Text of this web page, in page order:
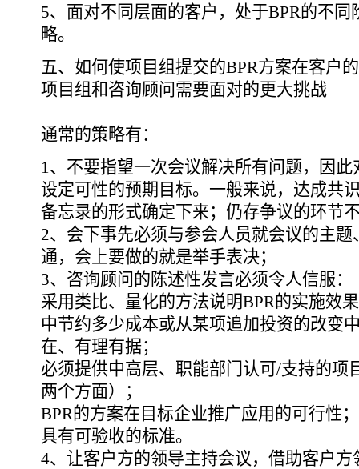
5、面对不同层面的客户，处于BPR的不
略。
五、如何使项目组提交的BPR方案在客户
项目组和咨询顾问需要面对的更大挑战
通常的策略有：
1、不要指望一次会议解决所有问题，因
设定可性的预期目标。一般来说，达成共
备忘录的形式确定下来；仍存争议的环节
2、会下事先必须与参会人员就会议的主
通，会上要做的就是举手表决；
3、咨询顾问的陈述性发言必须令人信服：
采用类比、量化的方法说明BPR的实施效
中节约多少成本或从某项追加投资的改变
在、有理有据；
必须提供中高层、职能部门认可/支持的项
两个方面）；
BPR的方案在目标企业推广应用的可行性；
具有可验收的标准。
4、让客户方的领导主持会议，借助客户